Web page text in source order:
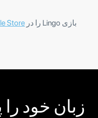
بازی Lingo را در Store
زبان خود را